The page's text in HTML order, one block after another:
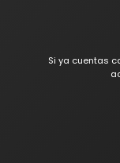
Si ya cuentas